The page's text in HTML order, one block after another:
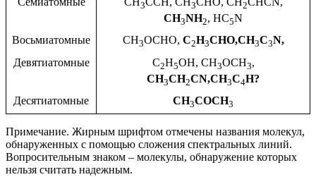
3 3 2
CH3NH2, HC5N
Восьмиатомные
CH3OCHO, C2H3CHO,CH3C3N,
Девятиатомные
C2H5OH, CH3OCH3,
CH3CH2CN,CH3C4H?
Десятиатомные
CH3COCH3
Примечание. Жирным шрифтом отмечены названия молекул,
обнаруженных с помощью сложения спектральных линий.
Вопросительным знаком – молекулы, обнаружение которых
нельзя считать надежным.